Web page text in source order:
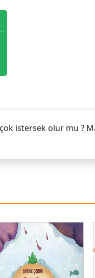
istersek olur mu ?